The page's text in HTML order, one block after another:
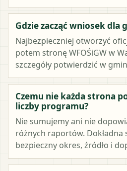
Gdzie zacząć wniosek dla
Najbezpieczniej otworzyć
potem stronę WFOŚiGW w
szczegóły potwierdzić w
Czemu nie każda strona
liczby programu?
Nie sumujemy ani nie
różnych raportów. Dokładna
bezpieczny okres, źródło i